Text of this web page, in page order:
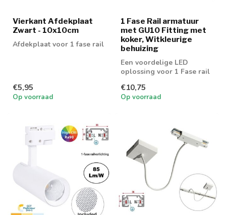
Vierkant Afdekplaat
Zwart - 10x10cm
Afdekplaat voor 1 fase rail
€5,95
Op voorraad
1 Fase Rail armatuur
met GU10 Fitting met
koker, Witkleurige
behuizing
Een voordelige LED
oplossing voor 1 Fase rail
GU10 spot
€10,75
Op voorraad